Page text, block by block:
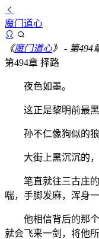
魔门道心
《魔门道心》
- 第494
第494章 择路
夜色如墨。
这正是黎明前最黑
孙不仁像狗似的狼
大街上黑沉沉的，
笔直就往三古庄的
喘，手脚发麻，浑身一
他相信背后的那个
就会飞来一剑，将他